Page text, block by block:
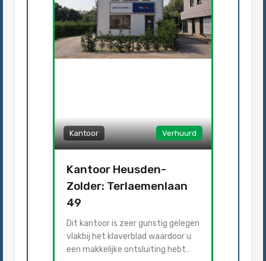
Kantoor Verhuurd
Kantoor Heusden-
Zolder: Terlaemenlaan
49
Dit kantoor is zeer gunstig gelegen
vlakbij het klaverblad waardoor u
een makkelijke ontsluiting hebt…